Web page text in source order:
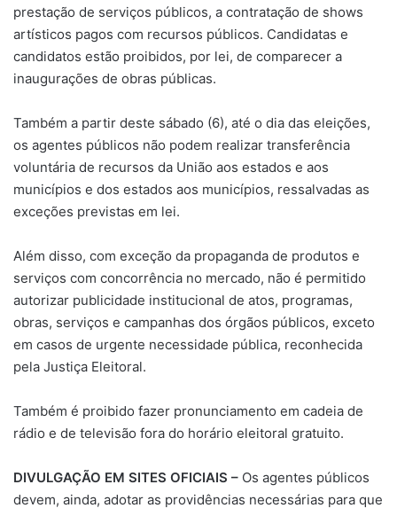
prestação de serviços públicos, a contratação de shows
artísticos pagos com recursos públicos. Candidatas e
candidatos estão proibidos, por lei, de comparecer a
inaugurações de obras públicas.
Também a partir deste sábado (6), até o dia das eleições,
os agentes públicos não podem realizar transferência
voluntária de recursos da União aos estados e aos
municípios e dos estados aos municípios, ressalvadas as
exceções previstas em lei.
Além disso, com exceção da propaganda de produtos e
serviços com concorrência no mercado, não é permitido
autorizar publicidade institucional de atos, programas,
obras, serviços e campanhas dos órgãos públicos, exceto
em casos de urgente necessidade pública, reconhecida
pela Justiça Eleitoral.
Também é proibido fazer pronunciamento em cadeia de
rádio e de televisão fora do horário eleitoral gratuito.
DIVULGAÇÃO EM SITES OFICIAIS – Os agentes públicos
devem, ainda, adotar as providências necessárias para que